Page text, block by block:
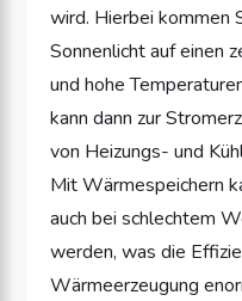
wird. Hierbei kommen
Sonnenlicht auf einen
und hohe
kann dann zur
von Heizungs- und
Mit Wärmespeichern
auch bei schlechtem
werden, was die
Wärmeerzeugung